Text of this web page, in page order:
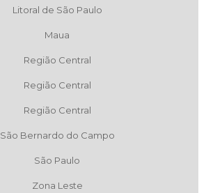
Litoral de São Paulo
Maua
Região Central
Região Central
Região Central
São Bernardo do Campo
São Paulo
Zona Leste